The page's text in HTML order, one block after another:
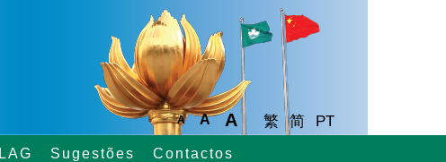
A A A 繁 简 PT
LAG Sugestões Contactos